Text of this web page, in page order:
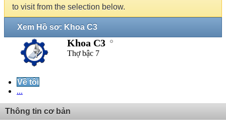
to visit from the selection below.
Xem Hồ sơ: Khoa C3
Khoa C3
Thợ bậc 7
Về tôi
...
Thông tin cơ bản